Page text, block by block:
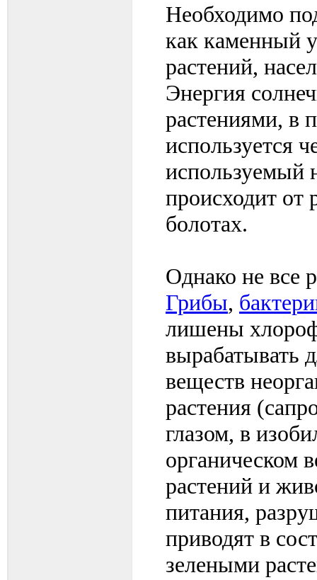
Необходимо
как каменный
растений,
Энергия
растениями, в
используется
используемый
происходит от
болотах.
Однако не все
Грибы,
лишены
вырабатывать
веществ
растения
глазом, в
органическом
растений и
питания,
приводят в
зелеными